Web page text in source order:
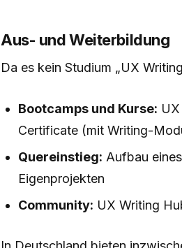
Aus- und Weiterbildung
Da es kein Studium „UX
Bootcamps und Kurse:
Certificate (mit Writing-
Quereinstieg: Aufbau eines
Eigenprojekten
Community: UX Writing